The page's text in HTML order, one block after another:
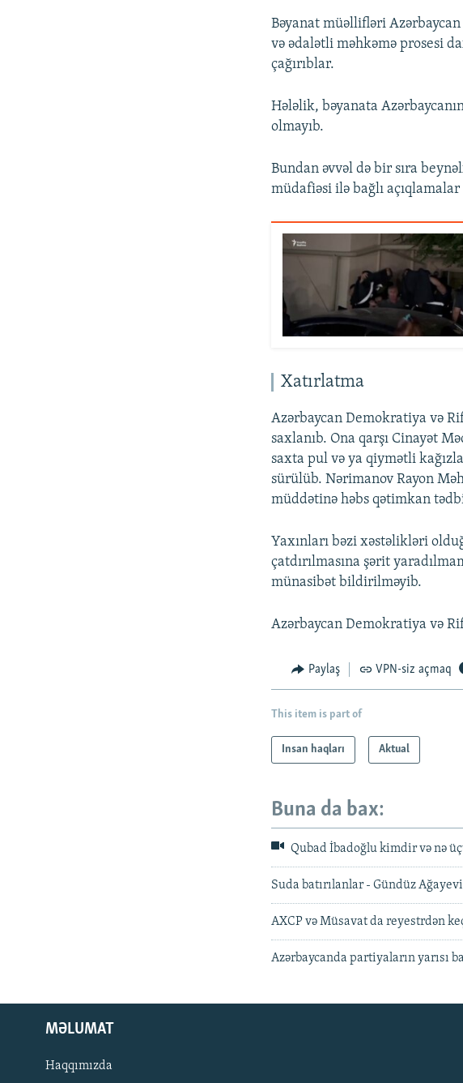
Bəyanat müəllifləri
və ədalətli məhkəmə prosesi
çağırıblar.
Hələlik, bəyanata
olmayıb.
Bundan əvvəl də bir sıra
müdafiəsi ilə bağlı açıqlamalar
Xatırlatma
Azərbaycan Demokratiya və
saxlanıb. Ona qarşı Cinayət
saxta pul və ya qiymətli
sürülüb. Nərimanov Rayon
müddətinə həbs qətimkan
Yaxınları bəzi xəstəlikləri
çatdırılmasına şərit
münasibət bildirilməyib.
Azərbaycan Demokratiya və
Paylaş VPN-siz açmaq
This item is part of
Insan haqları Aktual
Buna da bax:
Qubad İbadoğlu kimdir və nə
Suda batırılanlar - Gündüz
AXCP və Müsavat da reyestrdən
Azərbaycanda partiyaların yarısı
MƏLUMAT
Haqqımızda